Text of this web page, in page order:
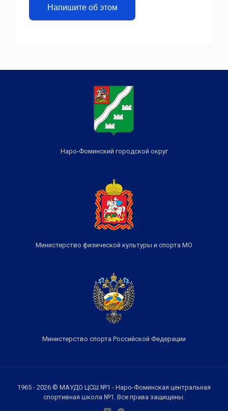
Напишите об этом
Наро-Фоминский городской округ
Министерство физической культуры и спорта МО
Министерство спорта Российской Федерации
1965 - 2026 © МАУДО ЦСШ №1 - Наро-Фоминская центральная
спортивная школа №1. Все права защищены.